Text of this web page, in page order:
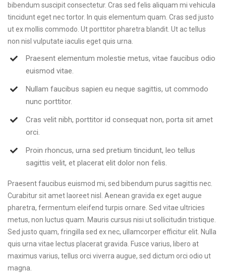
bibendum suscipit consectetur. Cras sed felis aliquam mi vehicula
tincidunt eget nec tortor. In quis elementum quam. Cras sed justo
ut ex mollis commodo. Ut porttitor pharetra blandit. Ut ac tellus
non nisl vulputate iaculis eget quis urna.
Praesent elementum molestie metus, vitae faucibus odio
euismod vitae.
Nullam faucibus sapien eu neque sagittis, ut commodo
nunc porttitor.
Cras velit nibh, porttitor id consequat non, porta sit amet
orci.
Proin rhoncus, urna sed pretium tincidunt, leo tellus
sagittis velit, et placerat elit dolor non felis.
Praesent faucibus euismod mi, sed bibendum purus sagittis nec.
Curabitur sit amet laoreet nisl. Aenean gravida ex eget augue
pharetra, fermentum eleifend turpis ornare. Sed vitae ultricies
metus, non luctus quam. Mauris cursus nisi ut sollicitudin tristique.
Sed justo quam, fringilla sed ex nec, ullamcorper efficitur elit. Nulla
quis urna vitae lectus placerat gravida. Fusce varius, libero at
maximus varius, tellus orci viverra augue, sed dictum orci odio ut
magna.